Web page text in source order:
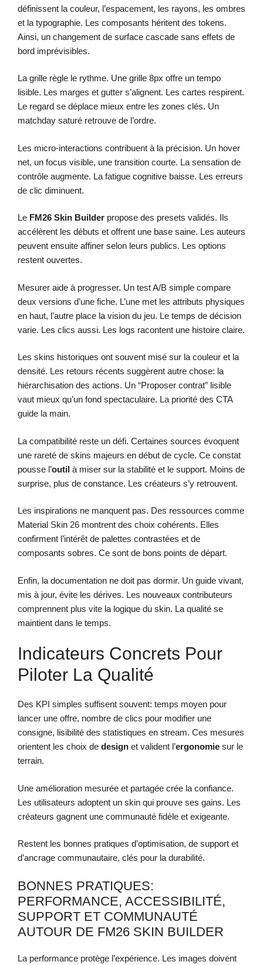
définissent la couleur, l’espacement, les rayons, les ombres
et la typographie. Les composants héritent des tokens.
Ainsi, un changement de surface cascade sans effets de
bord imprévisibles.
La grille règle le rythme. Une grille 8px offre un tempo
lisible. Les marges et gutter s’alignent. Les cartes respirent.
Le regard se déplace mieux entre les zones clés. Un
matchday saturé retrouve de l’ordre.
Les micro-interactions contribuent à la précision. Un hover
net, un focus visible, une transition courte. La sensation de
contrôle augmente. La fatigue cognitive baisse. Les erreurs
de clic diminuent.
Le FM26 Skin Builder propose des presets validés. Ils
accélèrent les débuts et offrent une base saine. Les auteurs
peuvent ensuite affiner selon leurs publics. Les options
restent ouvertes.
Mesurer aide à progresser. Un test A/B simple compare
deux versions d’une fiche. L’une met les attributs physiques
en haut, l’autre place la vision du jeu. Le temps de décision
varie. Les clics aussi. Les logs racontent une histoire claire.
Les skins historiques ont souvent misé sur la couleur et la
densité. Les retours récents suggèrent autre chose: la
hiérarchisation des actions. Un “Proposer contrat” lisible
vaut mieux qu’un fond spectaculaire. La priorité des CTA
guide la main.
La compatibilité reste un défi. Certaines sources évoquent
une rareté de skins majeurs en début de cycle. Ce constat
pousse l’outil à miser sur la stabilité et le support. Moins de
surprise, plus de constance. Les créateurs s’y retrouvent.
Les inspirations ne manquent pas. Des ressources comme
Material Skin 26 montrent des choix cohérents. Elles
confirment l’intérêt de palettes contrastées et de
composants sobres. Ce sont de bons points de départ.
Enfin, la documentation ne doit pas dormir. Un guide vivant,
mis à jour, évite les dérives. Les nouveaux contributeurs
comprennent plus vite la logique du skin. La qualité se
maintient dans le temps.
Indicateurs Concrets Pour
Piloter La Qualité
Des KPI simples suffisent souvent: temps moyen pour
lancer une offre, nombre de clics pour modifier une
consigne, lisibilité des statistiques en stream. Ces mesures
orientent les choix de design et valident l’ergonomie sur le
terrain.
Une amélioration mesurée et partagée crée la confiance.
Les utilisateurs adoptent un skin qui prouve ses gains. Les
créateurs gagnent une communauté fidèle et exigeante.
Restent les bonnes pratiques d’optimisation, de support et
d’ancrage communautaire, clés pour la durabilité.
BONNES PRATIQUES:
PERFORMANCE, ACCESSIBILITÉ,
SUPPORT ET COMMUNAUTÉ
AUTOUR DE FM26 SKIN BUILDER
La performance protège l’expérience. Les images doivent